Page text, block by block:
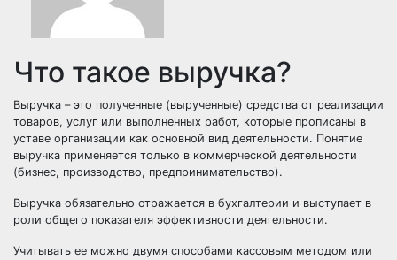
Что такое выручка?
Выручка – это полученные (вырученные) средства от реализации
товаров, услуг или выполненных работ, которые прописаны в
уставе организации как основной вид деятельности. Понятие
выручка применяется только в коммерческой деятельности
(бизнес, производство, предпринимательство).
Выручка обязательно отражается в бухгалтерии и выступает в
роли общего показателя эффективности деятельности.
Учитывать ее можно двумя способами кассовым методом или